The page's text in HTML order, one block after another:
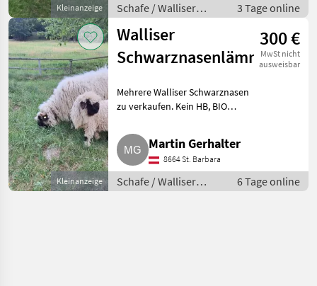
Kleinanzeige
Schafe / Walliser
Schwarznasenschafe
3 Tage online
Kleinanzeige
Walliser
Schwarznasenlämmer
300 €
MwSt nicht
ausweisbar
Mehrere Walliser Schwarznasen
zu verkaufen. Kein HB, BIO
Blutslinien haben, besteht die
Möglichkeit, einen
blutsfremden Widder zu den
Weibc
Martin Gerhalter
8664 St. Barbara
Schafe / Walliser
Schwarznasenschafe
6 Tage online